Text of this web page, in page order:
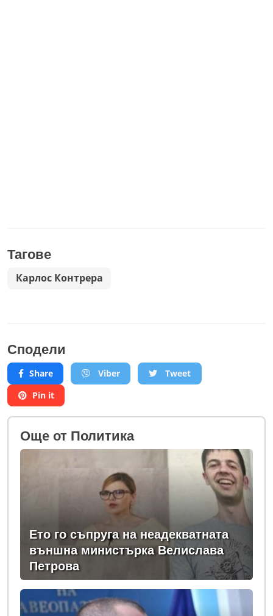
Тагове
Карлос Контрера
Сподели
Share Viber
Tweet
Pin it
Oще от Политика
Ето го съпруга на неадекватната
външна министърка Велислава
Петрова